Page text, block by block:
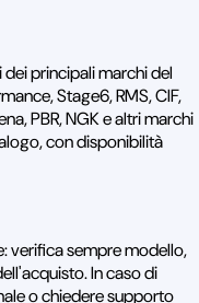
principali marchi del
Stage6, RMS, CIF,
PBR, NGK e altri marchi
con disponibilità
verifica sempre modello,
In caso di
o chiedere supporto